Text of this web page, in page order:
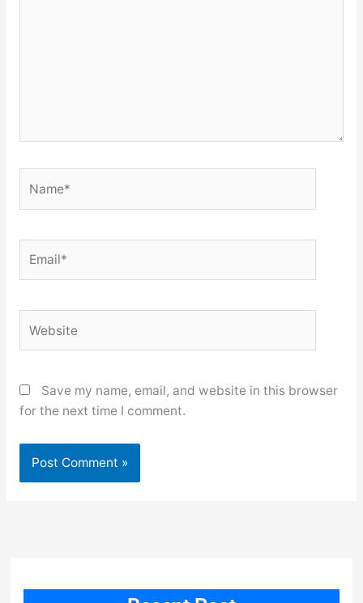
Save my name, email, and website in this browser
for the next time I comment.